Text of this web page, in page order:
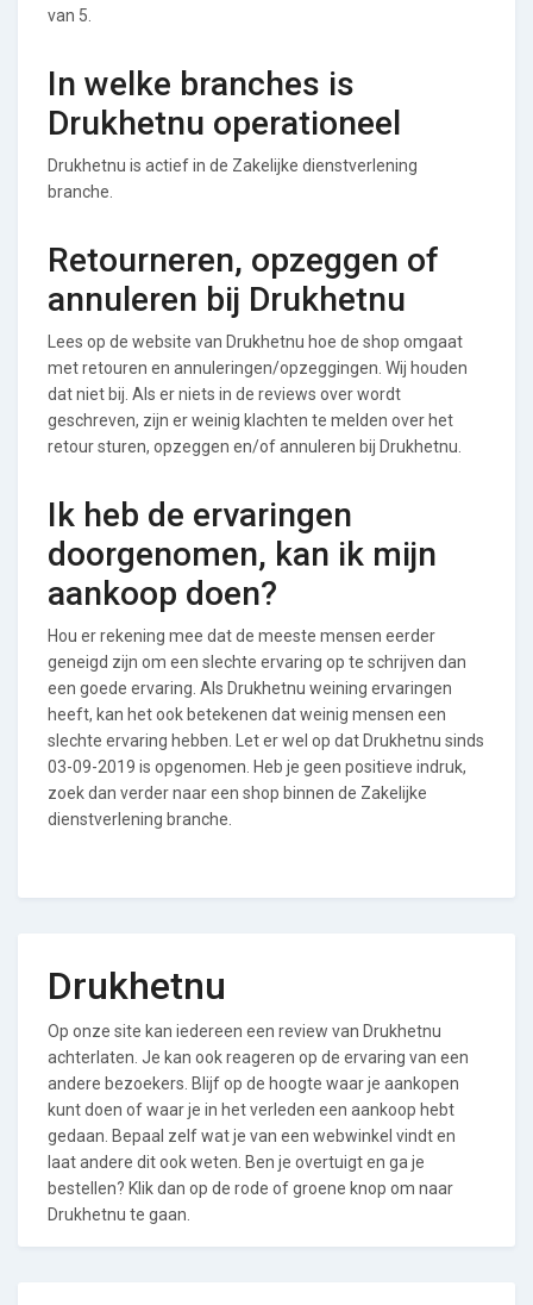
van 5.
In welke branches is
Drukhetnu operationeel
Drukhetnu is actief in de Zakelijke dienstverlening
branche.
Retourneren, opzeggen of
annuleren bij Drukhetnu
Lees op de website van Drukhetnu hoe de shop omgaat
met retouren en annuleringen/opzeggingen. Wij houden
dat niet bij. Als er niets in de reviews over wordt
geschreven, zijn er weinig klachten te melden over het
retour sturen, opzeggen en/of annuleren bij Drukhetnu.
Ik heb de ervaringen
doorgenomen, kan ik mijn
aankoop doen?
Hou er rekening mee dat de meeste mensen eerder
geneigd zijn om een slechte ervaring op te schrijven dan
een goede ervaring. Als Drukhetnu weining ervaringen
heeft, kan het ook betekenen dat weinig mensen een
slechte ervaring hebben. Let er wel op dat Drukhetnu sinds
03-09-2019 is opgenomen. Heb je geen positieve indruk,
zoek dan verder naar een shop binnen de Zakelijke
dienstverlening branche.
Drukhetnu
Op onze site kan iedereen een review van Drukhetnu
achterlaten. Je kan ook reageren op de ervaring van een
andere bezoekers. Blijf op de hoogte waar je aankopen
kunt doen of waar je in het verleden een aankoop hebt
gedaan. Bepaal zelf wat je van een webwinkel vindt en
laat andere dit ook weten. Ben je overtuigt en ga je
bestellen? Klik dan op de rode of groene knop om naar
Drukhetnu te gaan.